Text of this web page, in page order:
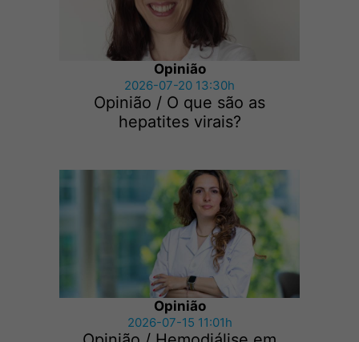
Opinião
2026-07-20 13:30h
Opinião / O que são as
hepatites virais?
Opinião
2026-07-15 11:01h